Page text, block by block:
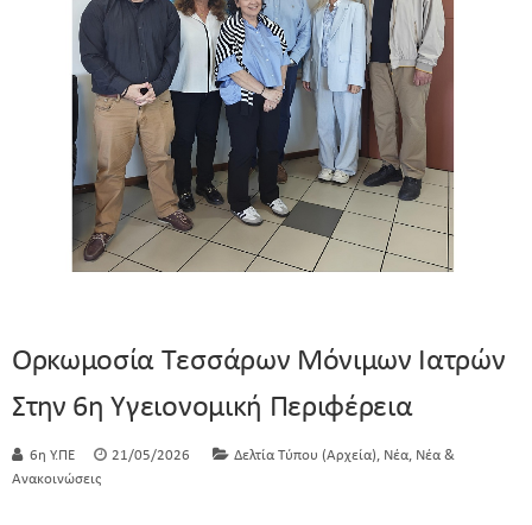
Ορκωμοσία Τεσσάρων Μόνιμων Ιατρών
Στην 6η Υγειονομική Περιφέρεια
6η Υ.ΠΕ 21/05/2026 Δελτία Τύπου (Αρχεία), Νέα, Νέα &
Ανακοινώσεις